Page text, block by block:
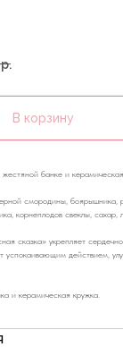
р.
В корзину
банке и
смородины, боярышника,
корнеплодов свеклы, сахар,
сказка» укрепляет
успокаивающим действием,
и керамическая кружка.